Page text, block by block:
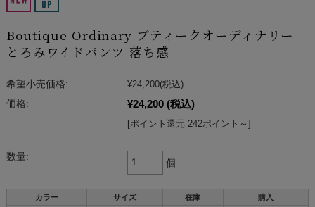
Boutique Ordinary ブティークオーディナリー
とろみワイドパンツ 落ち感
希望小売価格: ¥24,200(税込)
価格:
¥24,200 (税込)
[ポイント還元 242ポイント～]
数量:
個
カラー サイズ 在庫 購入